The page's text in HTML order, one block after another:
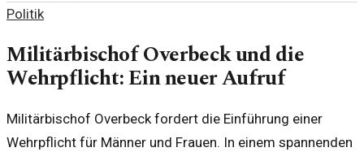
Politik
Militärbischof Overbeck und die
Wehrpflicht: Ein neuer Aufruf
Militärbischof Overbeck fordert die Einführung einer
Wehrpflicht für Männer und Frauen. In einem spannenden